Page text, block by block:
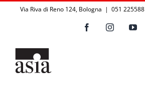
Via Riva di Reno 124, Bologna | 051 225588
FacebookInstagram